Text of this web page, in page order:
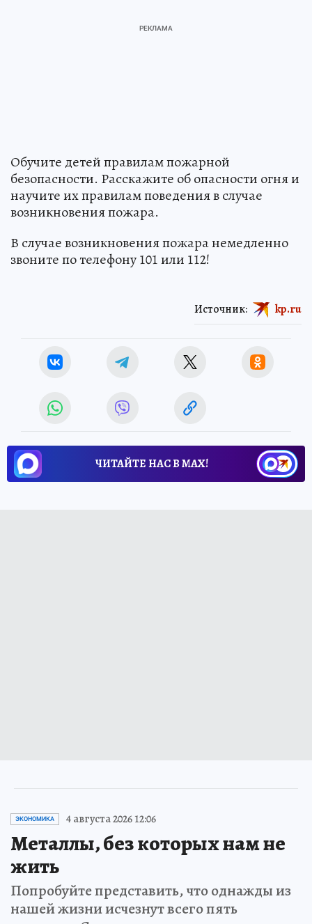
Обучите детей правилам пожарной
безопасности. Расскажите об опасности огня и
научите их правилам поведения в случае
возникновения пожара.
В случае возникновения пожара немедленно
звоните по телефону 101 или 112!
Источник: kp.ru
ЧИТАЙТЕ НАС В МАХ!
ЭКОНОМИКА 4 августа 2026 12:06
Металлы, без которых нам не
жить
Попробуйте представить, что однажды из
нашей жизни исчезнут всего пять